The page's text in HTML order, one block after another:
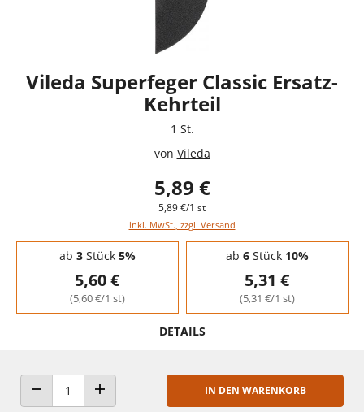
Vileda Superfeger Classic Ersatz-
Kehrteil
1 St.
von Vileda
5,89 €
5,89 €/1 st
inkl. MwSt., zzgl. Versand
Staffelpreise - Mengenrabatt
ab 3Stück 5%
5,60 €
(5,60 €/1 st)
ab 6Stück 10%
5,31 €
(5,31 €/1 st)
DETAILS
ANZAHL VERRINGERNANZAHL ERHÖHEN
IN DEN WARENKORB